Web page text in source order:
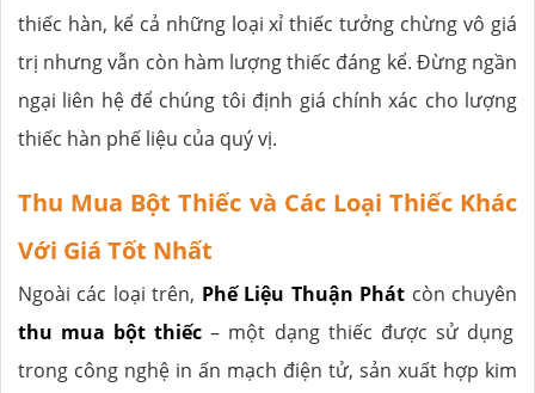
thiếc hàn, kể cả những loại xỉ thiếc tưởng chừng vô giá
trị nhưng vẫn còn hàm lượng thiếc đáng kể. Đừng ngần
ngại liên hệ để chúng tôi định giá chính xác cho lượng
thiếc hàn phế liệu của quý vị.
Thu Mua Bột Thiếc và Các Loại Thiếc Khác
Với Giá Tốt Nhất
Ngoài các loại trên, Phế Liệu Thuận Phát còn chuyên
thu mua bột thiếc – một dạng thiếc được sử dụng
trong công nghệ in ấn mạch điện tử, sản xuất hợp kim